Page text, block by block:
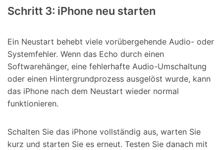
Schritt 3: iPhone neu starten
Ein Neustart behebt viele vorübergehende Audio- oder
Systemfehler. Wenn das Echo durch einen
Softwarehänger, eine fehlerhafte Audio-Umschaltung
oder einen Hintergrundprozess ausgelöst wurde, kann
das iPhone nach dem Neustart wieder normal
funktionieren.
Schalten Sie das iPhone vollständig aus, warten Sie
kurz und starten Sie es erneut. Testen Sie danach mit